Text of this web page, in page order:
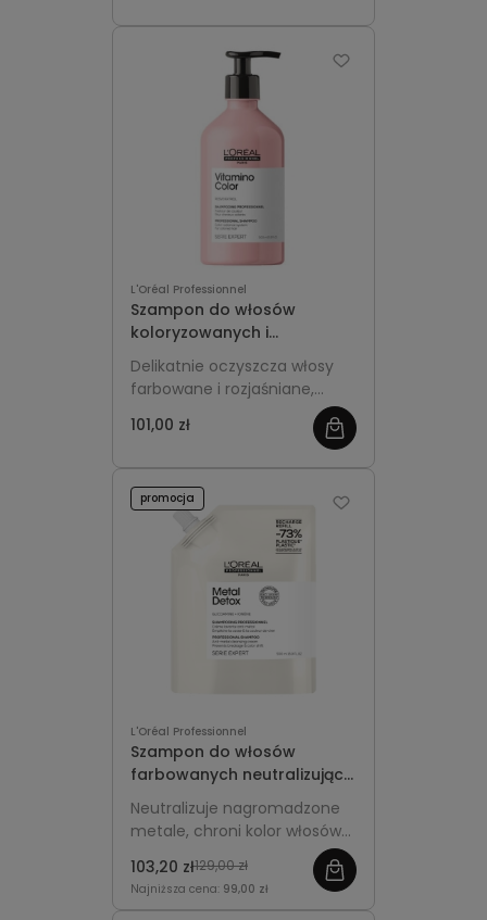
L'Oréal Professionnel
Szampon do włosów
koloryzowanych i
rozjaśnianych 500ml L'Oréal
Professionnel Vitamino
Color
Delikatnie oczyszcza włosy
farbowane i rozjaśniane,
koloru. Zapobiega
gładkość i zdrowy blask.
101,00 zł
L'Oréal Professionnel
Szampon do włosów
farbowanych neutralizujący
metale Refill 500ml - L'Oréal
Professionnel Metal Detox
Neutralizuje nagromadzone
metale, chroni kolor włosów
farbowanych i pozostawia je
gładkie i miękkie.
103,20 zł129,00 zł
Najniższa cena: 99,00 zł
promocja